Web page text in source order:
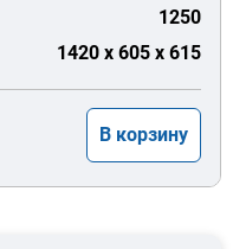
1250
1420 x 605 x 615
В корзину